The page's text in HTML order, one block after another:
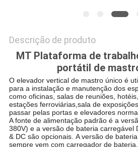
Descrição de produto
MT Plataforma de
portátil de
O elevador vertical de mastro único é
para a instalação e manutenção dos
como oficinas, salas de reuniões,
estações ferroviárias,sala de
passar pelas portas e elevadores
A fonte de alimentação padrão é a
380V) e a versão de bateria carregável
& DC são opcionais. A versão de
sempre vem com carregador de